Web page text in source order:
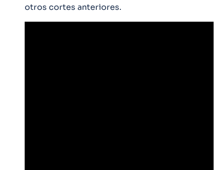
otros cortes anteriores.